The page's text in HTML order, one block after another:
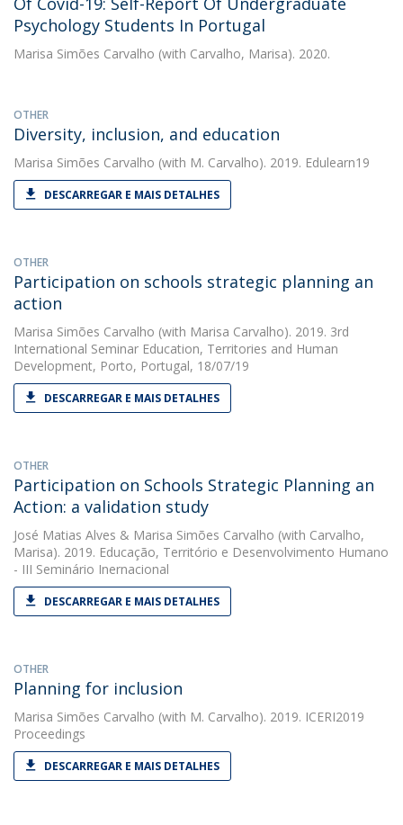
Psychology Students In Portugal
Marisa Simões Carvalho (with Carvalho, Marisa). 2020.
OTHER
Diversity, inclusion, and education
Marisa Simões Carvalho (with M. Carvalho). 2019. Edulearn19
DESCARREGAR E MAIS DETALHES
OTHER
Participation on schools strategic planning an
action
Marisa Simões Carvalho (with Marisa Carvalho). 2019. 3rd
International Seminar Education, Territories and Human
Development, Porto, Portugal, 18/07/19
DESCARREGAR E MAIS DETALHES
OTHER
Participation on Schools Strategic Planning an
Action: a validation study
José Matias Alves & Marisa Simões Carvalho (with Carvalho,
Marisa). 2019. Educação, Território e Desenvolvimento Humano
- III Seminário Inernacional
DESCARREGAR E MAIS DETALHES
OTHER
Planning for inclusion
Marisa Simões Carvalho (with M. Carvalho). 2019. ICERI2019
Proceedings
DESCARREGAR E MAIS DETALHES